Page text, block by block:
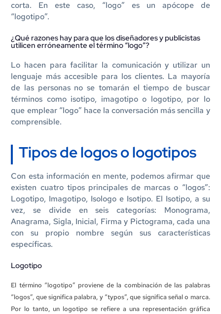
corta. En este caso, “logo” es un apócope de
“logotipo”.
¿Qué razones hay para que los diseñadores y publicistas
utilicen erróneamente el término “logo”?
Lo hacen para facilitar la comunicación y utilizar un
lenguaje más accesible para los clientes. La mayoría
de las personas no se tomarán el tiempo de buscar
términos como isotipo, imagotipo o logotipo, por lo
que emplear “logo” hace la conversación más sencilla y
comprensible.
Tipos de logos o logotipos
Con esta información en mente, podemos afirmar que
existen cuatro tipos principales de marcas o “logos”:
Logotipo, Imagotipo, Isologo e Isotipo. El Isotipo, a su
vez, se divide en seis categorías: Monograma,
Anagrama, Sigla, Inicial, Firma y Pictograma, cada una
con su propio nombre según sus características
específicas.
Logotipo
El término “logotipo” proviene de la combinación de las palabras
“logos”, que significa palabra, y “typos”, que significa señal o marca.
Por lo tanto, un logotipo se refiere a una representación gráfica